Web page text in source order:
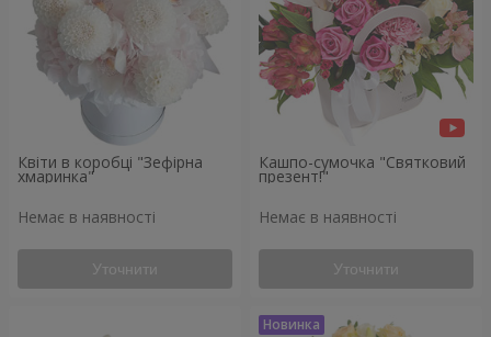
Квіти в коробці "Зефірна
хмаринка"
Немає в наявності
Уточнити
Кашпо-сумочка "Святковий
презент!"
Немає в наявності
Уточнити